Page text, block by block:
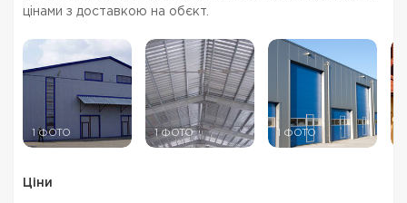
цінами з доставкою на обєкт.
1 ФОТО 1 ФОТО 1 ФОТО
Ціни